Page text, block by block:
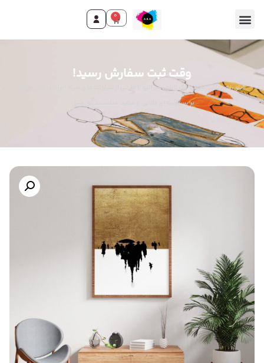
0
وقت ثبت سفارش رسید!
تابلو راهپیمایی طلایی. یک تابلو دکوراتیو با طرحی از سیلوئت‌های سیاه افراد در حال حرکت
بر پس‌زمینه‌ای طلایی و سفید. مناسب دکور منزل.